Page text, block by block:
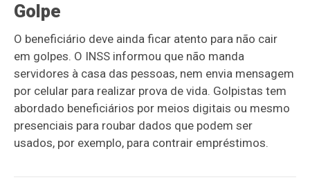
Golpe
O beneficiário deve ainda ficar atento para não cair
em golpes. O INSS informou que não manda
servidores à casa das pessoas, nem envia mensagem
por celular para realizar prova de vida. Golpistas tem
abordado beneficiários por meios digitais ou mesmo
presenciais para roubar dados que podem ser
usados, por exemplo, para contrair empréstimos.